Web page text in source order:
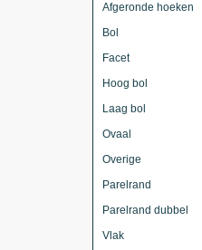
Afgeronde hoeken
Bol
Facet
Hoog bol
Laag bol
Ovaal
Overige
Parelrand
Parelrand dubbel
Vlak